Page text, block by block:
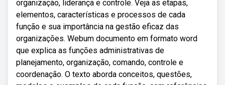
organização, liderança e controle. Veja as etapas,
elementos, características e processos de cada
função e sua importância na gestão eficaz das
organizações. Webum documento em formato word
que explica as funções administrativas de
planejamento, organização, comando, controle e
coordenação. O texto aborda conceitos, questões,